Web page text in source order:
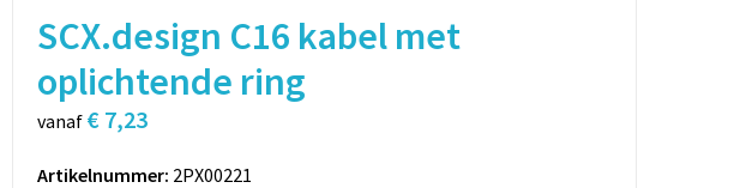
SCX.design C16 kabel met
oplichtende ring
vanaf € 7,23
Artikelnummer: 2PX00221